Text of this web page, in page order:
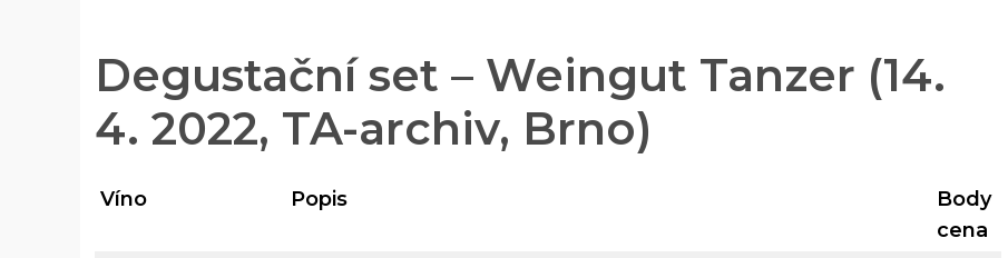
Degustační set – Weingut Tanzer (14.
4. 2022, TA-archiv, Brno)
Víno Popis
Body
cena